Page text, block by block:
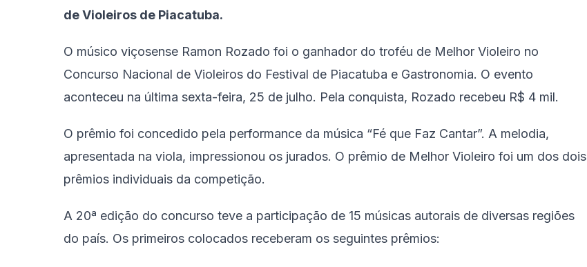
de Violeiros de Piacatuba.
O músico viçosense Ramon Rozado foi o ganhador do troféu de Melhor Violeiro no
Concurso Nacional de Violeiros do Festival de Piacatuba e Gastronomia. O evento
aconteceu na última sexta-feira, 25 de julho. Pela conquista, Rozado recebeu R$ 4 mil.
O prêmio foi concedido pela performance da música “Fé que Faz Cantar”. A melodia,
apresentada na viola, impressionou os jurados. O prêmio de Melhor Violeiro foi um dos dois
prêmios individuais da competição.
A 20ª edição do concurso teve a participação de 15 músicas autorais de diversas regiões
do país. Os primeiros colocados receberam os seguintes prêmios: